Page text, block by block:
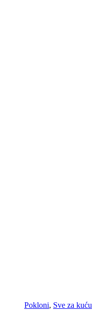
Pokloni, Sve za kuću